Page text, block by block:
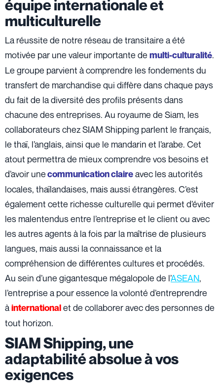
équipe internationale et
multiculturelle
La réussite de notre réseau de transitaire a été
motivée par une valeur importante de multi-culturalité.
Le groupe parvient à comprendre les fondements du
transfert de marchandise qui diffère dans chaque pays
du fait de la diversité des profils présents dans
chacune des entreprises. Au royaume de Siam, les
collaborateurs chez SIAM Shipping parlent le français,
le thaï, l’anglais, ainsi que le mandarin et l’arabe. Cet
atout permettra de mieux comprendre vos besoins et
d’avoir unecommunication claireavec les autorités
locales, thaïlandaises, mais aussi étrangères. C’est
également cette richesse culturelle qui permet d’éviter
les malentendus entre l’entreprise et le client ou avec
les autres agents à la fois par la maîtrise de plusieurs
langues, mais aussi la connaissance et la
compréhension de différentes cultures et procédés.
Au sein d’une gigantesque mégalopole de l’ASEAN,
l’entreprise a pour essence la volonté d’entreprendre
àinternationalet de collaborer avec des personnes de
tout horizon.
SIAM Shipping, une
adaptabilité absolue à vos
exigences